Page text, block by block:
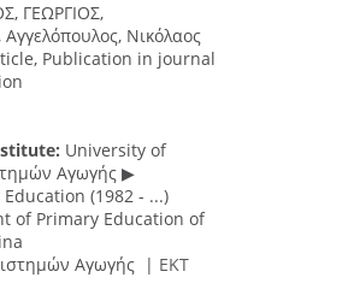
ΓΕΩΡΓΙΟΣ,
Νικόλαος
Publication in journal
University of
Αγωγής ▶
(1982 - ...)
of Primary Education of
Αγωγής | ΕΚΤ